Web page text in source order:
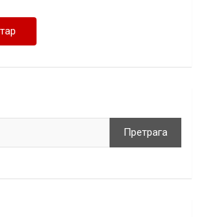
Претрага